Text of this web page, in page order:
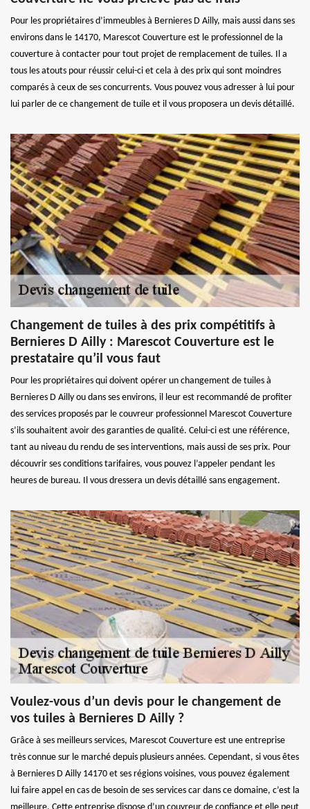
Pour les propriétaires d’immeubles à Bernieres D Ailly, mais aussi dans ses
environs dans le 14170, Marescot Couverture est le professionnel de la
couverture à contacter pour tout projet de remplacement de tuiles. Il a
tous les atouts pour réussir celui-ci et cela à des prix qui sont moindres
comparés à ceux de ses concurrents. Vous pouvez vous adresser à lui pour
lui parler de ce changement de tuile et il vous proposera un devis détaillé.
Changement de tuiles à des prix compétitifs à
Bernieres D Ailly : Marescot Couverture est le
prestataire qu’il vous faut
Pour les propriétaires qui doivent opérer un changement de tuiles à
Bernieres D Ailly ou dans ses environs, il leur est recommandé de profiter
des services proposés par le couvreur professionnel Marescot Couverture
s’ils souhaitent avoir des garanties de qualité. Celui-ci est une référence,
tant au niveau du rendu de ses interventions, mais aussi de ses prix. Pour
découvrir ses conditions tarifaires, vous pouvez l’appeler pendant les
heures de bureau. Il vous dressera un devis détaillé sans engagement.
Voulez-vous d’un devis pour le changement de
vos tuiles à Bernieres D Ailly ?
Grâce à ses meilleurs services, Marescot Couverture est une entreprise
très connue sur le marché depuis plusieurs années. Cependant, si vous êtes
à Bernieres D Ailly 14170 et ses régions voisines, vous pouvez également
lui faire appel en cas de besoin de ses services car dans ce domaine, c’est la